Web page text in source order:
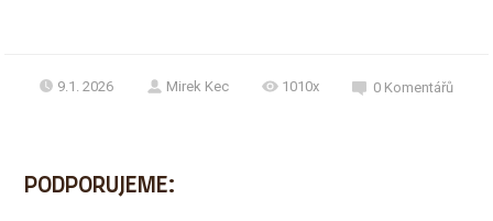
9.1. 2026 Mirek Kec 1010x 0 Komentářů
PODPORUJEME: